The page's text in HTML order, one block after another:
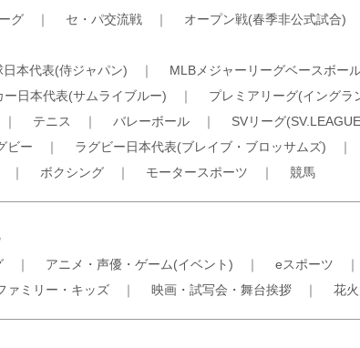
グ ｜ セ・パ交流戦 ｜ オープン戦(春季非公式試合)
日本代表(侍ジャパン) ｜ MLBメジャーリーグベースボー
ー日本代表(サムライブルー) ｜ プレミアリーグ(イングラ
テニス ｜ バレーボール ｜ SVリーグ
ビー ｜ ラグビー日本代表(ブレイブ・ブロッサムズ) ｜
｜ ボクシング ｜ モータースポーツ ｜ 競馬
｜ アニメ・声優・ゲーム(イベント) ｜ eスポーツ
ァミリー・キッズ ｜ 映画・試写会・舞台挨拶 ｜ 花